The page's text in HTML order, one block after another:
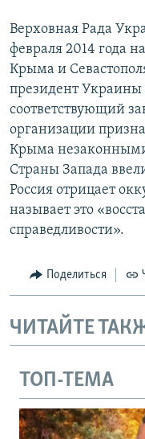
Верховная Рада
февраля 2014 года
Крыма и
президент
соответствующий
организации
Крыма
Страны Запада
Россия отрицает
называет это
справедливости».
Поделиться
ЧИТАЙТЕ
ТОП-ТЕМА